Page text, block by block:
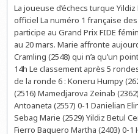
La joueuse d’échecs turque
officiel La numéro 1 française
participe au Grand Prix FIDE
au 20 mars. Marie affronte
Cramling (2548) qui n’a qu’un
14h Le classement après 5
de la ronde 6 : Koneru Humpy
(2516) Mamedjarova Zeinab
Antoaneta (2557) 0-1 Danielian
Sebag Marie (2529) Yildiz Betul
Fierro Baquero Martha (2403) 0-